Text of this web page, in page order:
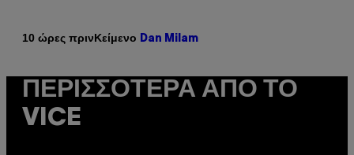
10 ώρες πρινΚείμενο Dan Milam
ΠΕΡΙΣΣΌΤΕΡΑ ΑΠΌ ΤΟ
VICE